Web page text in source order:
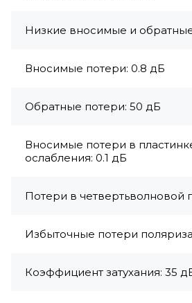
Низкие вносимые и
Вносимые потери: 0.8 дБ
Обратные потери: 50 дБ
Вносимые потери в
ослабления: 0.1 дБ
Потери в четвертьволновой
Избыточные потери
Коэффициент затухания: 35